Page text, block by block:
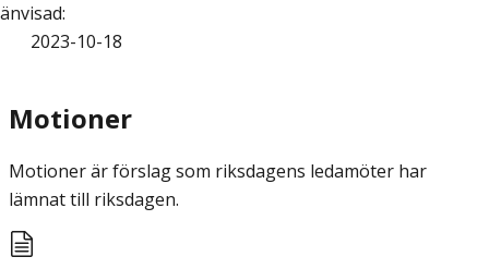
:
2023-10-18
Motioner
Motioner är förslag som riksdagens ledamöter har
lämnat till riksdagen.